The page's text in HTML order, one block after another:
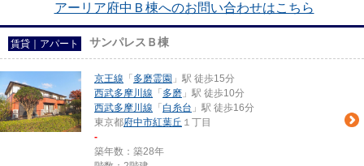
アーリア府中Ｂ棟へのお問い合わせはこちら
賃貸｜アパート サンパレスＢ棟
京王線 「 多磨霊園 」駅 徒歩15分
西武多摩川線 「 多磨 」駅 徒歩10分
西武多摩川線 「 白糸台 」駅 徒歩16分
東京都府中市紅葉丘 １丁目
-
築年数：築28年